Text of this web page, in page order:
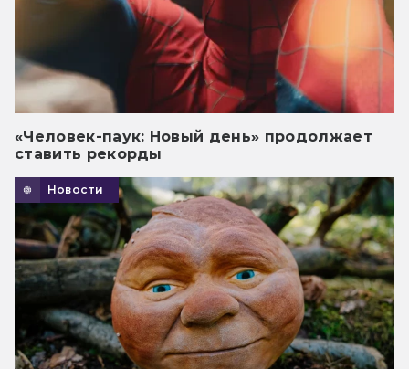
«Человек-паук: Новый день» продолжает
ставить рекорды
Новости